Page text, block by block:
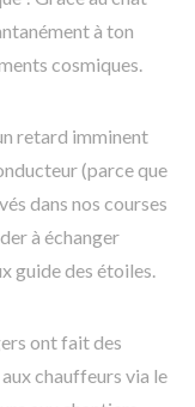
à ton
cosmiques.
retard imminent
(parce que
dans nos courses
à échanger
guide des étoiles.
ont fait des
chauffeurs via le